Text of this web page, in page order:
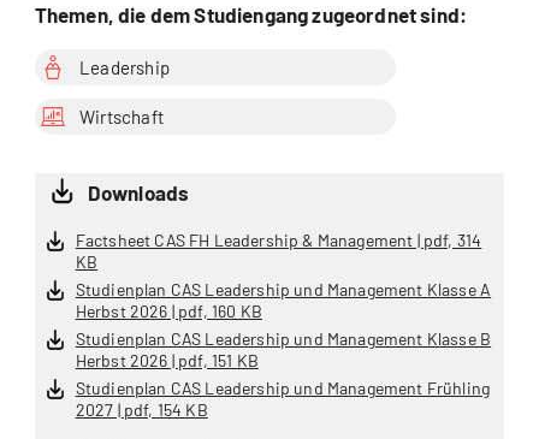
Themen, die dem Studiengang zugeordnet sind:
Leadership
Wirtschaft
Downloads
Factsheet CAS FH Leadership & Management | pdf, 314
KB
Studienplan CAS Leadership und Management Klasse A
Herbst 2026 | pdf, 160 KB
Studienplan CAS Leadership und Management Klasse B
Herbst 2026 | pdf, 151 KB
Studienplan CAS Leadership und Management Frühling
2027 | pdf, 154 KB